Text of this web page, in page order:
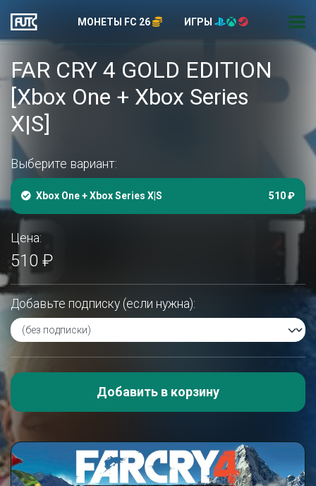
МОНЕТЫ FC 26 ИГРЫ
FAR CRY 4 GOLD EDITION
[Xbox One + Xbox Series
X|S]
Выберите вариант:
Xbox One + Xbox Series X|S 510 ₽
Цена:
510 ₽
Добавьте подписку (если нужна):
Добавить в корзину